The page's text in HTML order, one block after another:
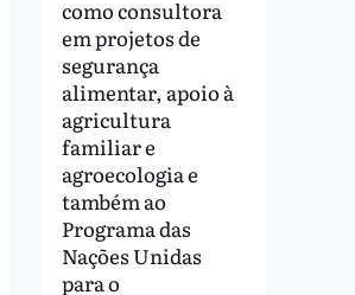
como consultora
em projetos de
segurança
alimentar, apoio à
agricultura
familiar e
agroecologia e
também ao
Programa das
Nações Unidas
para o